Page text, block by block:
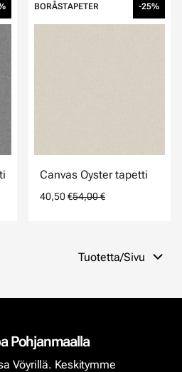
BORÅSTAPETER -25%
Canvas Oyster tapetti
40,50 €54,00 €
Tuotetta/Sivu
Pohjanmaalla
Vöyrillä. Keskitymme